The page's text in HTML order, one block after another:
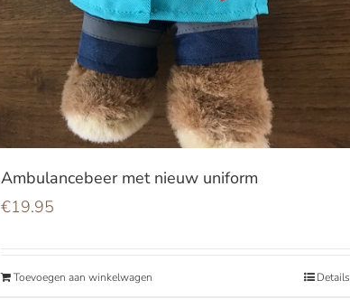
Ambulancebeer met nieuw uniform
€19.95
Toevoegen aan winkelwagen Details